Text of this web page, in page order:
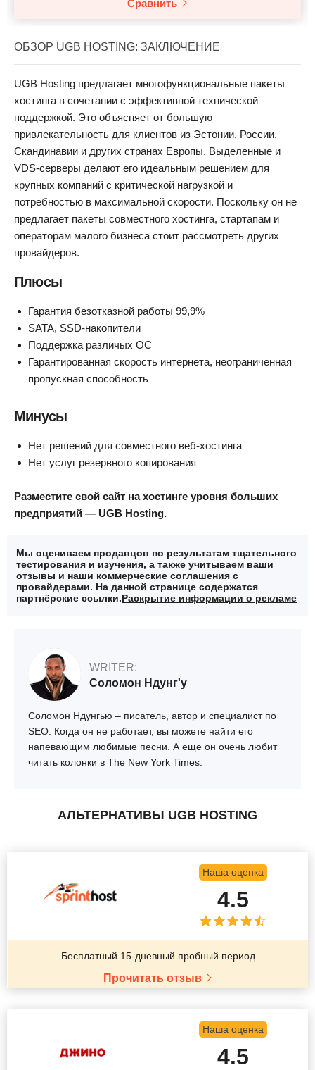
Сравнить
ОБЗОР UGB HOSTING: ЗАКЛЮЧЕНИЕ
UGB Hosting предлагает многофункциональные пакеты
хостинга в сочетании с эффективной технической
поддержкой. Это объясняет от большую
привлекательность для клиентов из Эстонии, России,
Скандинавии и других странах Европы. Выделенные и
VDS-серверы делают его идеальным решением для
крупных компаний с критической нагрузкой и
потребностью в максимальной скорости. Поскольку он не
предлагает пакеты совместного хостинга, стартапам и
операторам малого бизнеса стоит рассмотреть других
провайдеров.
Плюсы
Гарантия безотказной работы 99,9%
SATA, SSD-накопители
Поддержка различых ОС
Гарантированная скорость интернета, неограниченная
пропускная способность
Минусы
Нет решений для совместного веб-хостинга
Нет услуг резервного копирования
Разместите свой сайт на хостинге уровня больших
предприятий — UGB Hosting.
Мы оцениваем продавцов по результатам тщательного
тестирования и изучения, а также учитываем ваши
отзывы и наши коммерческие соглашения с
провайдерами. На данной странице содержатся
партнёрские ссылки.Раскрытие информации о рекламе
WRITER:
Соломон Ндунг'у
Соломон Ндунгью – писатель, автор и специалист по
SEO. Когда он не работает, вы можете найти его
напевающим любимые песни. А еще он очень любит
читать колонки в The New York Times.
АЛЬТЕРНАТИВЫ UGB HOSTING
Наша оценка
4.5
Бесплатный 15-дневный пробный период
Прочитать отзыв
Наша оценка
4.5